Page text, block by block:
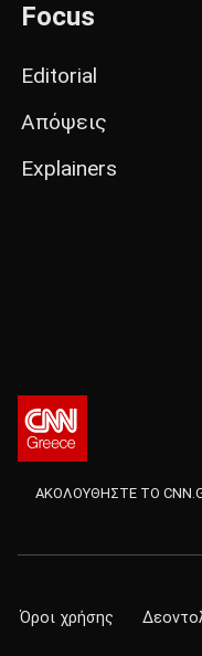
Focus
Editorial
Απόψεις
Explainers
ΑΚΟΛΟΥΘΗΣΤΕ ΤΟ
Όροι χρήσης